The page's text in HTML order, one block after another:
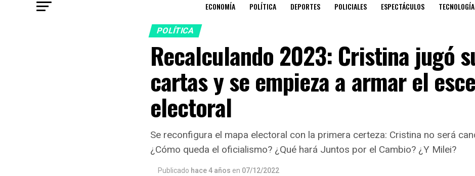
ECONOMÍA POLÍTICA DEPORTES POLICIALES ESPECTÁCULOS TECNOLOGÍA
POLÍTICA
Recalculando 2023: Cristina jugó
cartas y se empieza a armar el
electoral
Se reconfigura el mapa electoral con la primera certeza: Cristina no será
¿Cómo queda el oficialismo? ¿Qué hará Juntos por el Cambio? ¿Y Milei?
Publicado hace 4 años en 07/12/2022